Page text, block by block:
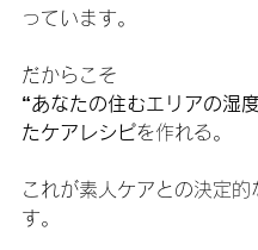
っています。
だからこそ
“あなたの住むエリアの湿
たケアレシピを作れる。
これが素人ケアとの決定的
す。